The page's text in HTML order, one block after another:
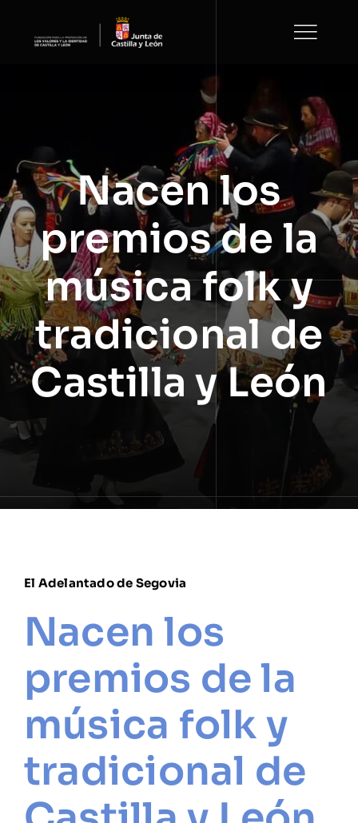
contenido
Nacen los
premios de la
música folk y
tradicional de
Castilla y León
El Adelantado de Segovia
Nacen los
premios de la
música folk y
tradicional de